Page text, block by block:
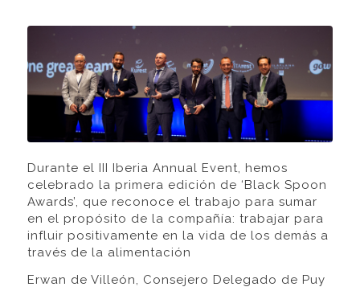
Durante el III Iberia Annual Event, hemos
celebrado la primera edición de ‘Black Spoon
Awards’, que reconoce el trabajo para sumar
en el propósito de la compañía: trabajar para
influir positivamente en la vida de los demás a
través de la alimentación
Erwan de Villeón, Consejero Delegado de Puy